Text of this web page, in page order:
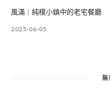
風滿｜純樸小鎮中的老宅餐廳
2025-06-05
無